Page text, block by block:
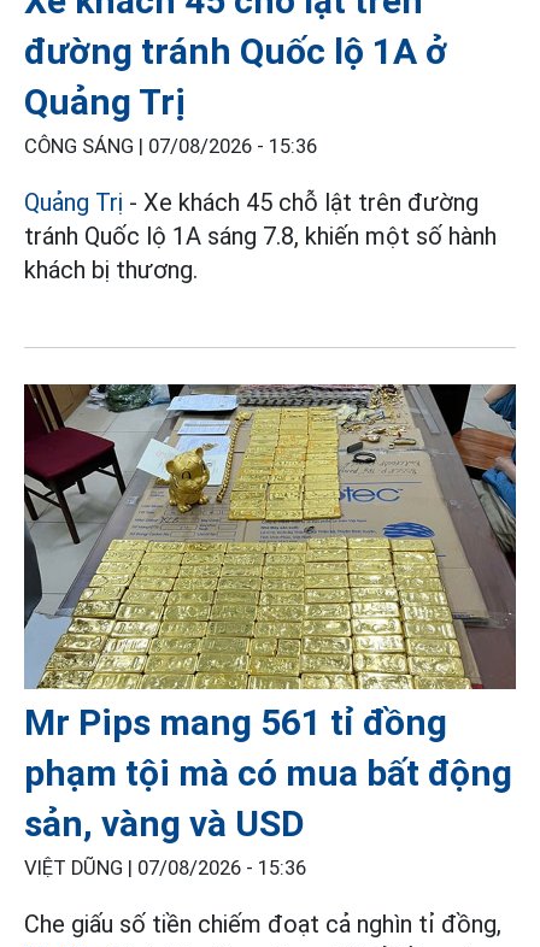
đường tránh Quốc lộ 1A ở
Quảng Trị
CÔNG SÁNG | 07/08/2026 - 15:36
Quảng Trị - Xe khách 45 chỗ lật trên đường
tránh Quốc lộ 1A sáng 7.8, khiến một số hành
khách bị thương.
Mr Pips mang 561 tỉ đồng
phạm tội mà có mua bất động
sản, vàng và USD
VIỆT DŨNG | 07/08/2026 - 15:36
Che giấu số tiền chiếm đoạt cả nghìn tỉ đồng,